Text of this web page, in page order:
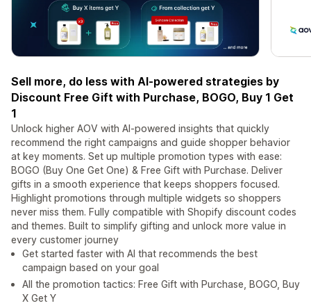
Sell more, do less with AI-powered strategies by
Discount Free Gift with Purchase, BOGO, Buy 1 Get
1
Unlock higher AOV with AI-powered insights that quickly
recommend the right campaigns and guide shopper behavior
at key moments. Set up multiple promotion types with ease:
BOGO (Buy One Get One) & Free Gift with Purchase. Deliver
gifts in a smooth experience that keeps shoppers focused.
Highlight promotions through multiple widgets so shoppers
never miss them. Fully compatible with Shopify discount codes
and themes. Built to simplify gifting and unlock more value in
every customer journey
Get started faster with AI that recommends the best
campaign based on your goal
All the promotion tactics: Free Gift with Purchase, BOGO, Buy
X Get Y